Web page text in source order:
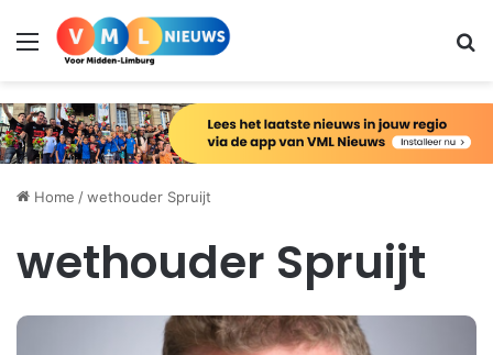
Menu
Home /wethouder Spruijt
wethouder Spruijt